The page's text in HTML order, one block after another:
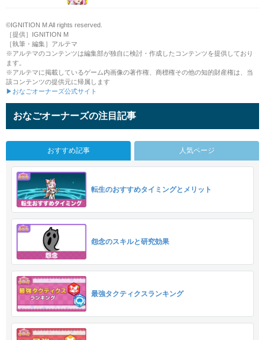
©IGNITION M All rights reserved.
［提供］IGNITION M
［執筆・編集］アルテマ
※アルテマのコンテンツは編集部が独自に検討・作成したコンテンツを提供しており
ます。
※アルテマに掲載しているゲーム内画像の著作権、商標権その他の知的財産権は、当
該コンテンツの提供元に帰属します
▶おなごオーナーズ公式サイト
おなごオーナーズの注目記事
おすすめ記事 人気ページ
転生のおすすめタイミングとメリット
怨念のスキルと研究効果
最強タクティクスランキング